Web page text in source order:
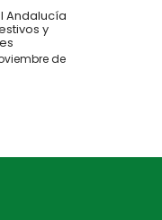
Andalucía
y
de